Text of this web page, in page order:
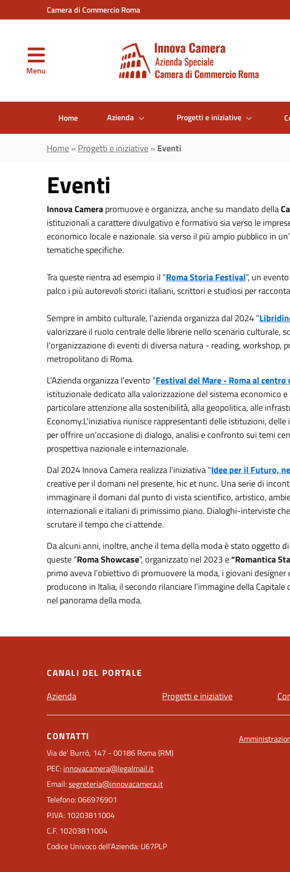
al contenuto principale
Camera di Commercio Roma
Menu
Home
Azienda Progetti e iniziative
Home» Progetti e iniziative» Eventi
Eventi
Innova Camerapromuove e organizza, anche su mandato della
istituzionali a carattere divulgativo e formativo sia verso le
economico locale e nazionale. sia verso il più ampio pubblico in
tematiche specifiche.
Tra queste rientra ad esempio il “Roma Storia Festival”, un
palco i più autorevoli storici italiani, scrittori e studiosi per
Sempre in ambito culturale, l’azienda organizza dal 2024 “
valorizzare il ruolo centrale delle librerie nello scenario culturale,
l’organizzazione di eventi di diversa natura - reading, workshop,
metropolitano di Roma.
L’Azienda organizza l’evento “Festival del Mare - Roma al
istituzionale dedicato alla valorizzazione del sistema economico
particolare attenzione alla sostenibilità, alla geopolitica, alle
Economy.L'iniziativa riunisce rappresentanti delle istituzioni,
per offrire un’occasione di dialogo, analisi e confronto sui temi
prospettiva nazionale e internazionale.
Dal 2024 Innova Camera realizza l'iniziativa "Idee per il Futuro,
creative per il domani nel presente, hic et nunc. Una serie di
immaginare il domani dal punto di vista scientifico, artistico,
internazionali e italiani di primissimo piano. Dialoghi-interviste
scrutare il tempo che ci attende.
Da alcuni anni, inoltre, anche il tema della moda è stato oggetto
queste “Roma Showcase”, organizzato nel 2023 e“Romantica
primo aveva l’obiettivo di promuovere la moda, i giovani
producono in Italia, il secondo rilanciare l’immagine della
nel panorama della moda.
CANALI DEL PORTALE
Azienda
Progetti e iniziative
CONTATTI
Via de' Burrò, 147 - 00186 Roma (RM)
PEC: innovacamera@legalmail.it
Email:segreteria@innovacamera.it
Telefono: 066976901
P.IVA: 10203811004
C.F. 10203811004
Codice Univoco dell'Azienda: U67PLP